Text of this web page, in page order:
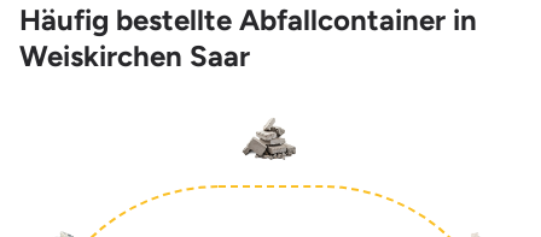
Häufig bestellte Abfallcontainer in
Weiskirchen Saar